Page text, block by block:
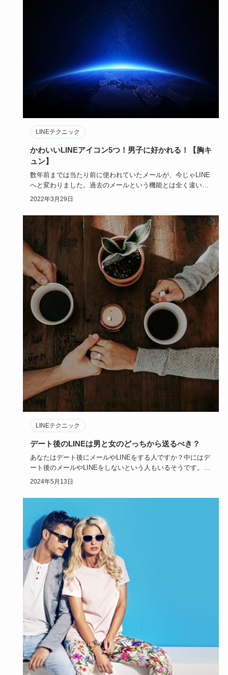
LINEテクニック
かわいいLINEアイコン5つ！男子に好かれる！【胸キ
ュン】
数年前までは当たり前に使われていたメールが、今じゃLINE
へと変わりました。過去のメールという機能とは全く違い、
かわいいデ…
2022年3月29日
LINEテクニック
デート後のLINEは男と女のどっちから送るべき？
あなたはデート後にメールやLINEをする人ですか？中にはデ
ート後のメールやLINEをしないという人もいるそうです。相
手から…
2024年5月13日